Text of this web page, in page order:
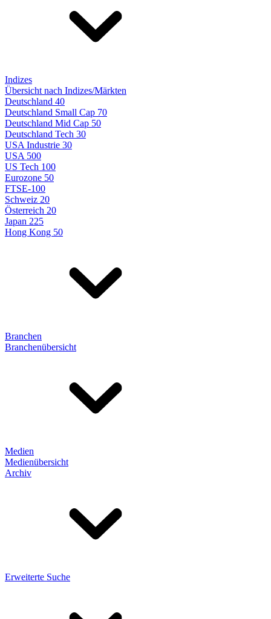
Indizes
Übersicht nach Indizes/Märkten
Deutschland 40
Deutschland Small Cap 70
Deutschland Mid Cap 50
Deutschland Tech 30
USA Industrie 30
USA 500
US Tech 100
Eurozone 50
FTSE-100
Schweiz 20
Österreich 20
Japan 225
Hong Kong 50
Branchen
Branchenübersicht
Medien
Medienübersicht
Archiv
Erweiterte Suche